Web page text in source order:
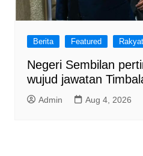
Berita Featured Rakyat
Negeri Sembilan
wujud jawatan
Admin Aug 4, 2026